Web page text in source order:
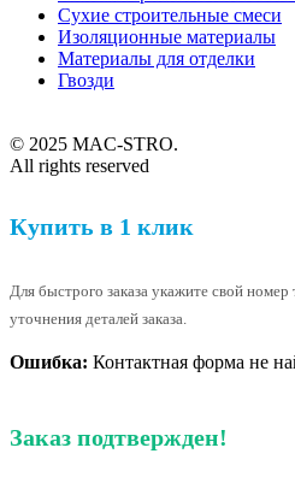
Сухие строительные смеси
Изоляционные материалы
Материалы для отделки
Гвозди
© 2025 MAC-STRO.
All rights reserved
Купить в 1 клик
Для быстрого заказа укажите свой
уточнения деталей заказа.
Ошибка: Контактная форма не
Заказ подтвержден!